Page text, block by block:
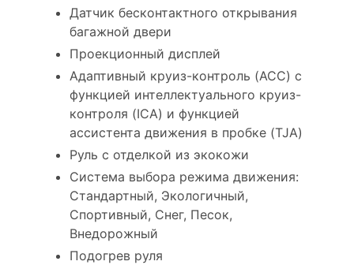
Датчик бесконтактного открывания
багажной двери
Проекционный дисплей
Адаптивный круиз-контроль (ACC) с
функцией интеллектуального круиз-
контроля (ICA) и функцией
ассистента движения в пробке (TJA)
Руль с отделкой из экокожи
Система выбора режима движения:
Стандартный, Экологичный,
Спортивный, Снег, Песок,
Внедорожный
Подогрев руля